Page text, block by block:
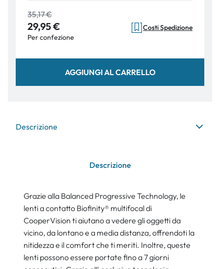
35,17 €
29,95 €
Per confezione
Costi Spedizione
AGGIUNGI AL CARRELLO
Descrizione
Descrizione
Grazie alla Balanced Progressive Technology, le
lenti a contatto Biofinity® multifocal di
CooperVision ti aiutano a vedere gli oggetti da
vicino, da lontano e a media distanza, offrendoti la
nitidezza e il comfort che ti meriti. Inoltre, queste
lenti possono essere portate fino a 7 giorni